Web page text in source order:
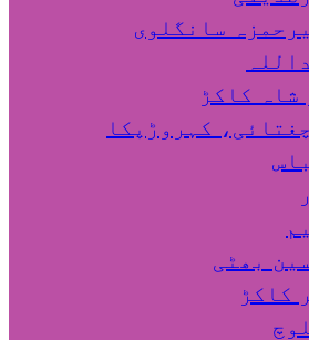
سانگلوی
شاہ کاکڑ
کہروڑپکا
بھٹی
کاکڑ